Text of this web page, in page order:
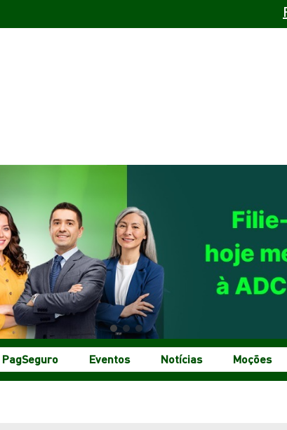
PagSeguro Eventos Notícias Moções